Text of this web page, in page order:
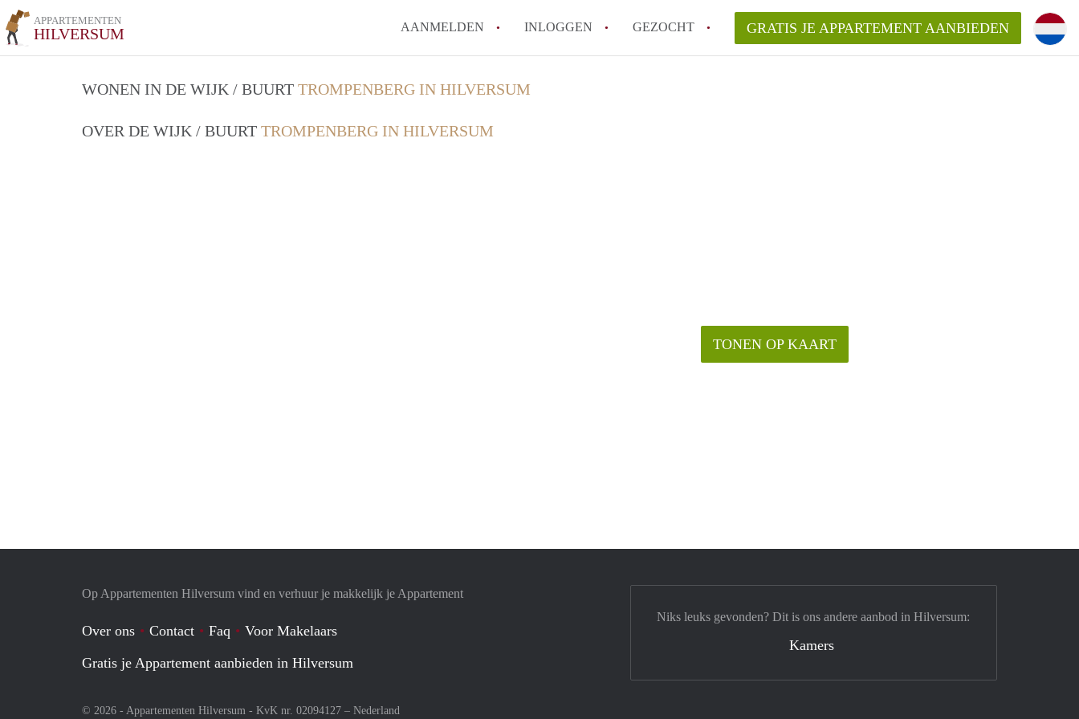
APPARTEMENTEN
HILVERSUM AANMELDEN INLOGGEN GEZOCHT GRATIS JE APPARTEMENT AANBIEDEN
WONEN IN DE WIJK / BUURT TROMPENBERG IN HILVERSUM
OVER DE WIJK / BUURT TROMPENBERG IN HILVERSUM
TONEN OP KAART
Op Appartementen Hilversum vind en verhuur je makkelijk je Appartement
Over ons Contact Faq
Voor Makelaars
Gratis je Appartement aanbieden in Hilversum
© 2026 - Appartementen Hilversum - KvK nr. 02094127 – Nederland
Niks leuks gevonden? Dit is ons andere aanbod in Hilversum:
Kamers